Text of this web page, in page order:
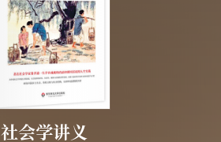
社会学讲义